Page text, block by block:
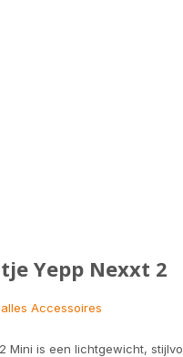
Yepp Nexxt 2
Accessoires
Mini is een lichtgewicht,